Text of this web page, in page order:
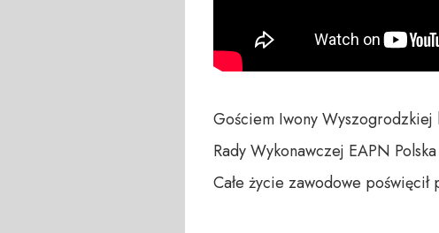
Gościem Iwony
Rady Wykonawczej EAPN
Całe życie zawodowe